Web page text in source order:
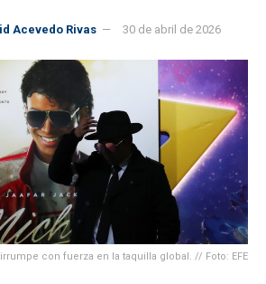
Acevedo Rivas 30 de abril de 2026
con fuerza en la taquilla global. // Foto: EFE